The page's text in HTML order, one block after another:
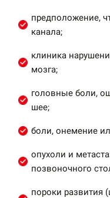
предположение,
канала;
клиника
мозга;
головные боли,
шее;
боли, онемение
опухоли и
позвоночного
пороки развития